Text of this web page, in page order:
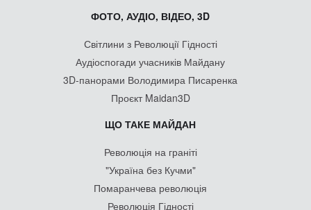
ФОТО, АУДІО, ВІДЕО, 3D
Світлини з Революції Гідності
Аудіоспогади учасників Майдану
3D-панорами Володимира Писаренка
Проєкт Maidan3D
ЩО ТАКЕ МАЙДАН
Революція на граніті
"Україна без Кучми"
Помаранчева революція
Революція Гідності